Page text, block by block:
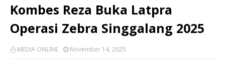
Kombes Reza Buka Latpra
Operasi Zebra Singgalang 2025
MEDIA ONLINE November 14, 2025